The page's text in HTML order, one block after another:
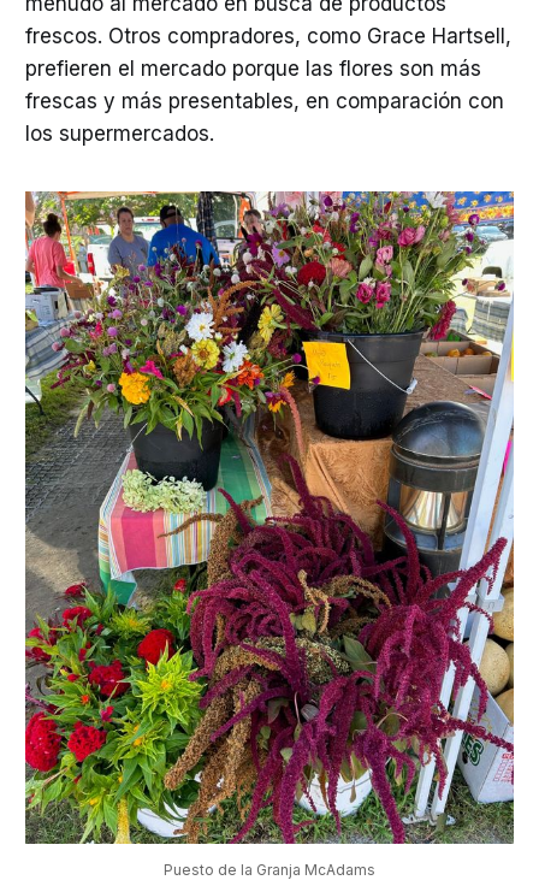
frescos. Otros compradores, como Grace Hartsell,
prefieren el mercado porque las flores son más
frescas y más presentables, en comparación con
los supermercados.
Puesto de la Granja McAdams